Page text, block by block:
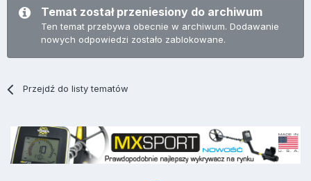
Temat został przeniesiony do archiwum
Ten temat przebywa obecnie w archiwum. Dodawanie
nowych odpowiedzi zostało zablokowane.
Przejdź do listy tematów